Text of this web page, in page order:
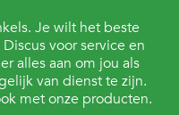
Je wilt het beste
voor service en
alles aan om jou als
van dienst te zijn.
met onze producten.